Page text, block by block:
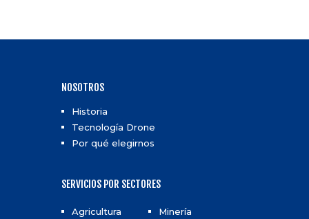
NOSOTROS
Historia
Tecnología Drone
Por qué elegirnos
SERVICIOS POR SECTORES
Agricultura Minería